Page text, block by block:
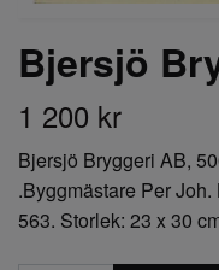
Bjersjö
1 200 kr
Bjersjö Bryggeri AB,
.Byggmästare Per
563. Storlek: 23 x 30